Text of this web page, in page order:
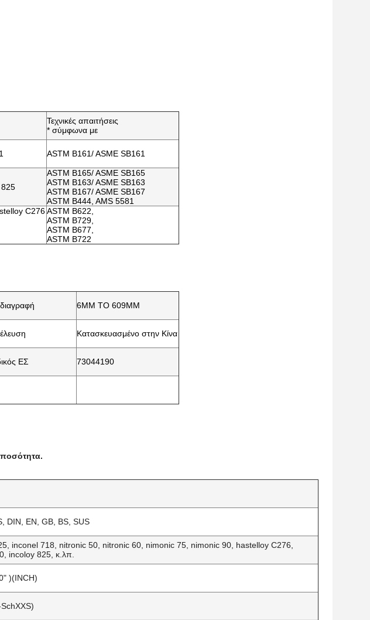
Τεχνικές απαιτήσεις
* σύμφωνα με
ASTM B161/ ASME SB161
ASTM B165/ ASME SB165
ASTM B163/ ASME SB163
ASTM B167/ ASME SB167
ASTM B444, AMS 5581
C276ASTM B622,
ASTM B729,
ASTM B677,
ASTM B722
6MM TO 609MM
Κατασκευασμένο στην Κίνα
ΕΣ 73044190
DIN, EN, GB, BS, SUS
inconel 718, nitronic 50, nitronic 60, nimonic 75, nimonic 90, hastelloy C276,
incoloy 825, κ.λπ.
)(INCH)